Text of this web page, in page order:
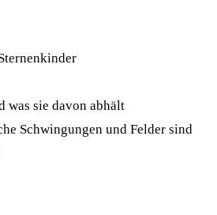
was sie davon abhält
Schwingungen und Felder sind